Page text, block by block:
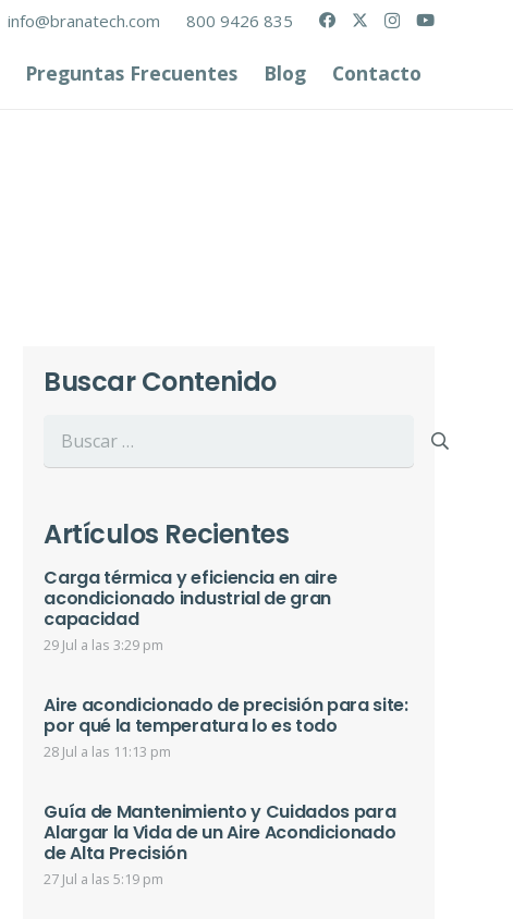
info@branatech.com 800 9426 835
Preguntas Frecuentes Blog Contacto
Buscar Contenido
Buscar:
Artículos Recientes
Carga térmica y eficiencia en aire
acondicionado industrial de gran
capacidad
29 Jul a las 3:29 pm
Aire acondicionado de precisión para site:
por qué la temperatura lo es todo
28 Jul a las 11:13 pm
Guía de Mantenimiento y Cuidados para
Alargar la Vida de un Aire Acondicionado
de Alta Precisión
27 Jul a las 5:19 pm